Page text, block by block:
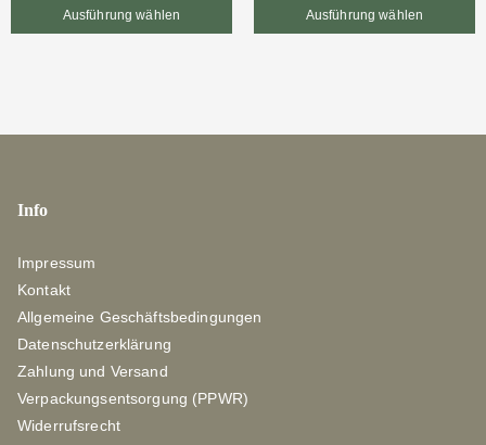
Ausführung wählen Ausführung wählen
Info
Impressum
Kontakt
Allgemeine Geschäftsbedingungen
Datenschutzerklärung
Zahlung und Versand
Verpackungsentsorgung (PPWR)
Widerrufsrecht